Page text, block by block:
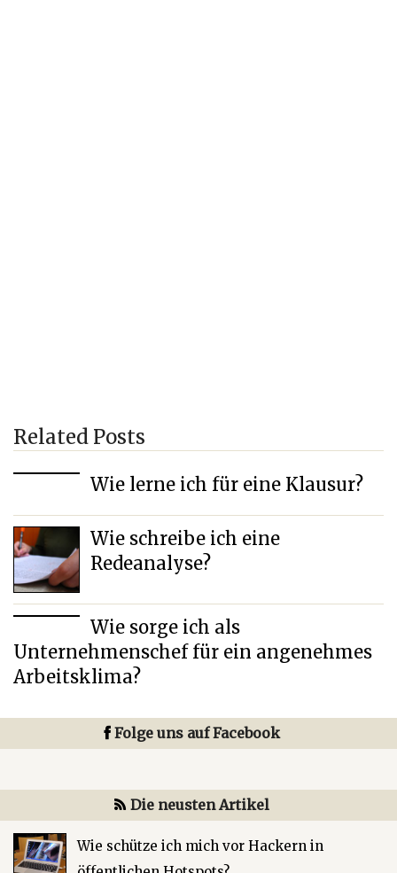
Related Posts
Wie lerne ich für eine Klausur?
Wie schreibe ich eine
Redeanalyse?
Wie sorge ich als
Unternehmenschef für ein angenehmes
Arbeitsklima?
Folge uns auf Facebook
Die neusten Artikel
Wie schütze ich mich vor Hackern in